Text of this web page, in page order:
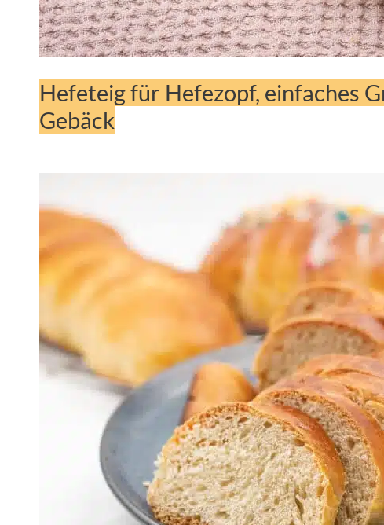
Hefeteig für Hefezopf, einfaches
Gebäck